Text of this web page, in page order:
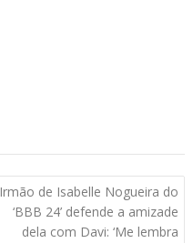
Irmão de Isabelle Nogueira do
‘BBB 24’ defende a amizade
dela com Davi: ‘Me lembra